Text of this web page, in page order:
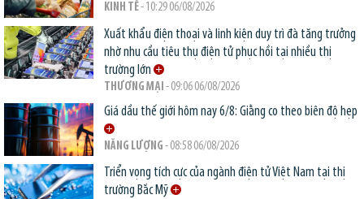
KINH TẾ- 10:29 06/08/2026
Xuất khẩu điện thoại và linh kiện duy trì đà tăng trưởng
nhờ nhu cầu tiêu thụ điện tử phục hồi tại nhiều thị
trường lớn
THƯƠNG MẠI - 09:06 06/08/2026
Giá dầu thế giới hôm nay 6/8: Giằng co theo biên độ hẹp
NĂNG LƯỢNG - 08:58 06/08/2026
Triển vọng tích cực của ngành điện tử Việt Nam tại thị
trường Bắc Mỹ